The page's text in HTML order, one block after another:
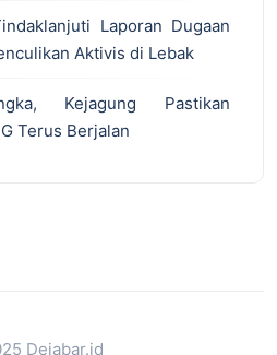
Laporan Dugaan
Aktivis di Lebak
Kejagung Pastikan
Terus Berjalan
Dejabar.id